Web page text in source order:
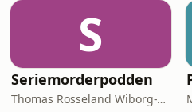
S
Seriemorderpodden
Thomas Rosseland Wiborg-Thune